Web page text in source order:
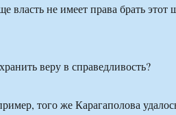
власть не имеет права брать этот
веру в справедливость?
того же Карагаполова